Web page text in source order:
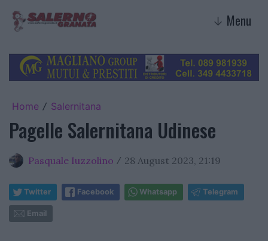
↓ Menu
Home / Salernitana
Pagelle Salernitana Udinese
Pasquale Iuzzolino / 28 August 2023, 21:19
Twitter Facebook Whatsapp Telegram
Email